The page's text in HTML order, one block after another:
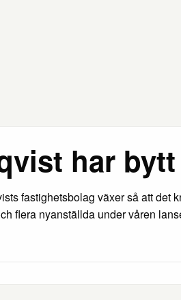
har
fastighetsbolag växer så att det
flera nyanställda under våren